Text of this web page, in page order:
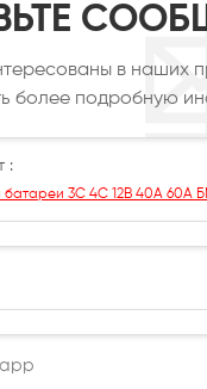
в наших
более подробную
:
батареи 3С 4С 12В 40А 60А